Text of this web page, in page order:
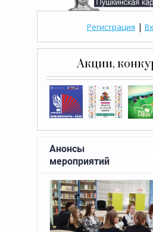
Регистрация |
Акции,